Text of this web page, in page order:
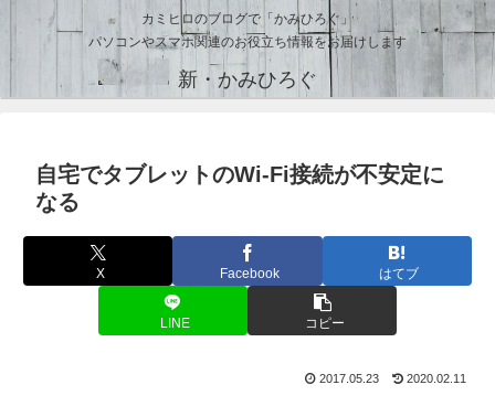
カミヒロのブログで「かみひろぐ」
パソコンやスマホ関連のお役立ち情報をお届けします
新・かみひろぐ
自宅でタブレットのWi-Fi接続が不安定に
なる
X Facebook はてブ
LINE コピー
2017.05.23 2020.02.11